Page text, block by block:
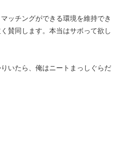
ッチングができる環境を維持でき
賛同します。本当はサボって欲し
いたら、俺はニートまっしぐらだ